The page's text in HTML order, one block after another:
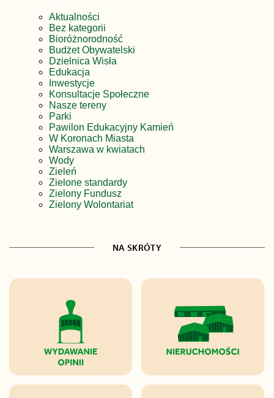
Aktualności
Bez kategorii
Bioróżnorodność
Budżet Obywatelski
Dzielnica Wisła
Edukacja
Inwestycje
Konsultacje Społeczne
Nasze tereny
Parki
Pawilon Edukacyjny Kamień
W Koronach Miasta
Warszawa w kwiatach
Wody
Zieleń
Zielone standardy
Zielony Fundusz
Zielony Wolontariat
NA SKRÓTY